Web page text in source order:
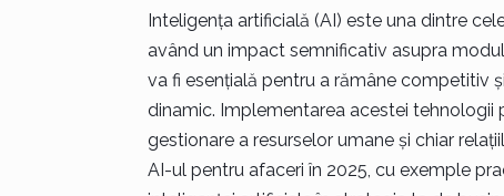
Inteligența artificială (AI) este una dintre
având un impact semnificativ asupra
va fi esențială pentru a rămâne competitiv
dinamic. Implementarea acestei tehnologii
gestionare a resurselor umane și chiar
AI-ul pentru afaceri în 2025, cu exemple